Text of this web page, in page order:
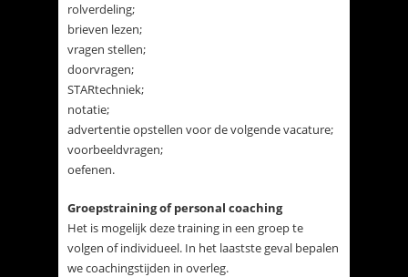
rolverdeling;
brieven lezen;
vragen stellen;
doorvragen;
STARtechniek;
notatie;
advertentie opstellen voor de volgende vacature;
voorbeeldvragen;
oefenen.
Groepstraining of personal coaching
Het is mogelijk deze training in een groep te
volgen of individueel. In het laastste geval bepalen
we coachingstijden in overleg.